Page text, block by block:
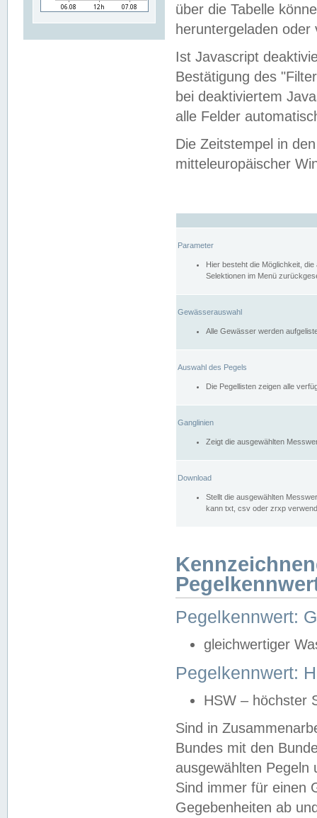
über die Tabelle
heruntergeladen oder
Ist Javascript
Bestätigung des
bei deaktiviertem
alle Felder
Die Zeitstempel in
mitteleuropäischer
Parameter
Hier besteht die Möglichkeit,
Selektionen im Menü
Gewässerauswahl
Alle Gewässer werden
Auswahl des Pegels
Die Pegellisten zeigen alle
Ganglinien
Zeigt die ausgewählten
Download
Stellt die ausgewählten
kann txt, csv oder zrxp
Pegelkennwert:
gleichwertiger
Pegelkennwert:
HSW – höchster
Sind in
Bundes mit den
ausgewählten
Sind immer für einen
Gegebenheiten ab